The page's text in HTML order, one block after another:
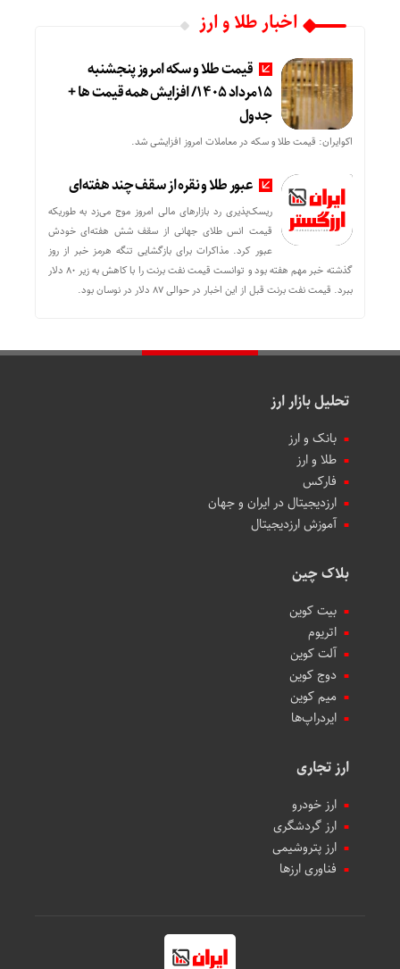
اخبار طلا و ارز
قیمت طلا و سکه امروز پنجشنبه
15مرداد 1405/ افزایش همه قیمت ها +
جدول
اکوایران: قیمت طلا و سکه در معاملات امروز افزایشی شد.
عبور طلا و نقره از سقف چند هفته‌ای
ریسک‌پذیری رد بازارهای مالی امروز موج می‌زد به طوریکه
قیمت انس طلای جهانی از سقف شش هفته‌ای خودش
عبور کرد. مذاکرات برای بازگشایی تنگه هرمز خبر از روز
گذشته خبر مهم هفته بود و توانست قیمت نفت برنت را با کاهش به زیر 80 دلار
ببرد. قیمت نفت برنت قبل از این اخبار در حوالی 87 دلار در نوسان بود.
تحلیل بازار ارز
بانک و ارز
طلا و ارز
فارکس
ارزدیجیتال در ایران و جهان
آموزش ارزدیجیتال
بلاک چین
بیت کوین
اتریوم
آلت کوین
دوج کوین
میم کوین‌
ایردراپ‌ها
ارز تجاری
ارز خودرو
ارز گردشگری
ارز پتروشیمی
فناوری ارزها